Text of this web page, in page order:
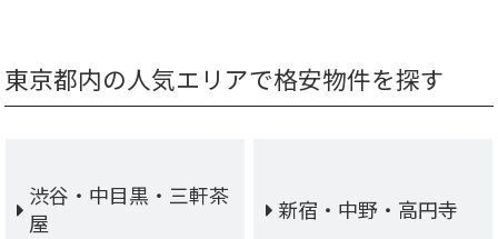
東京都内の人気エリアで格安物件を探す
渋谷・中目黒・三軒茶
屋
新宿・中野・高円寺